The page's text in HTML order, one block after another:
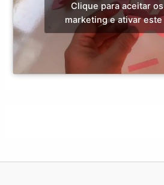
Clique para aceitar
marketing e ativar